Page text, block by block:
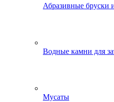
Абразивные бруски
Водные камни для
Мусаты